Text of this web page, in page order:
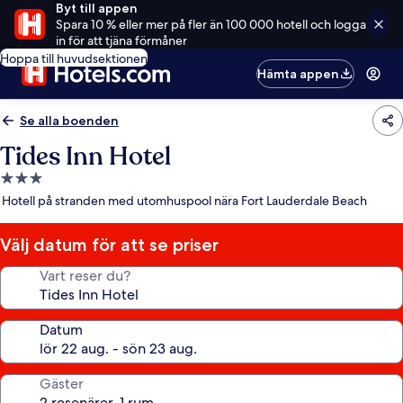
Byt till appen
Spara 10 % eller mer på fler än 100 000 hotell och logga
in för att tjäna förmåner
Hoppa till huvudsektionen
Hämta appen
Se alla boenden
Tides Inn Hotel
3.0-
stjärnigt
Hotell på stranden med utomhuspool nära Fort Lauderdale Beach
Välj datum för att se priser
Vart reser du?
Datum
Gäster